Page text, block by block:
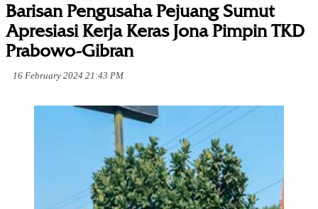
Barisan Pengusaha Pejuang Sumut
Apresiasi Kerja Keras Jona Pimpin TKD
Prabowo-Gibran
16 February 2024 21:43 PM